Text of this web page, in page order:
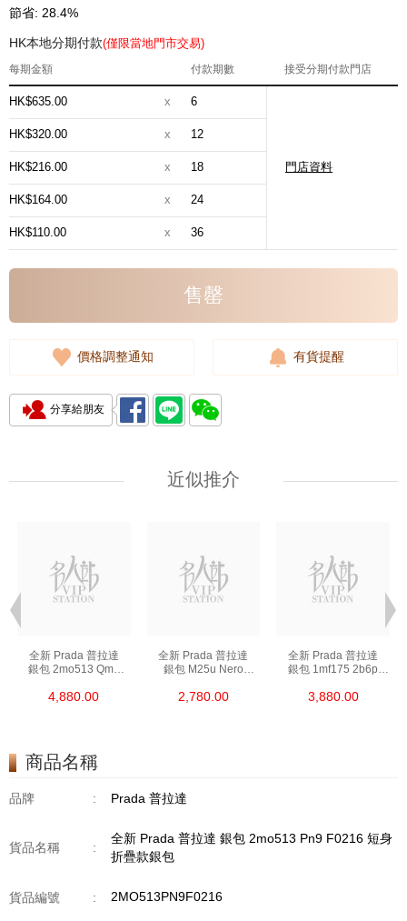
節省: 28.4%
HK本地分期付款(僅限當地門市交易)
每期金額 付款期數 接受分期付款門店
HK$635.00 x 6
門店資料
HK$320.00 x 12
HK$216.00 x 18
HK$164.00 x 24
HK$110.00 x 36
售罄
價格調整通知 有貨提醒
分享給朋友
近似推介
全新 Prada 普拉達
銀包 2mo513 Qme
4,880.00
全新 Prada 普拉達
銀包 M25u Nero
2,780.00
全新 Prada 普拉達
銀包 1mf175 2b6p
3,880.00
商品名稱
品牌 : Prada 普拉達
貨品名稱 :
全新 Prada 普拉達 銀包 2mo513 Pn9 F0216 短身
折疊款銀包
貨品編號 : 2MO513PN9F0216